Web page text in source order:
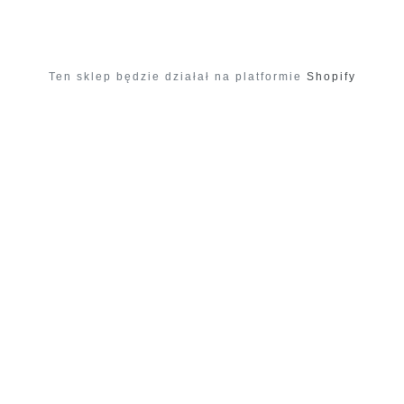
Ten sklep będzie działał na platformie Shopify